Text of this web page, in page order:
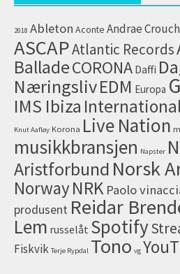
2018 Ableton Aconte Andrae Crouch
ASCAPAtlantic Records
BalladeCORONA Daffi
NæringslivEDM Europa
IMS Ibiza
Knut Aafløy Korona Live Nation
musikkbransjen Napster
Aristforbund Norsk
NorwayNRK Paolo
produsent Reidar
Lem russelåt Spotify
Fiskvik Terje Rypdal Tono vg